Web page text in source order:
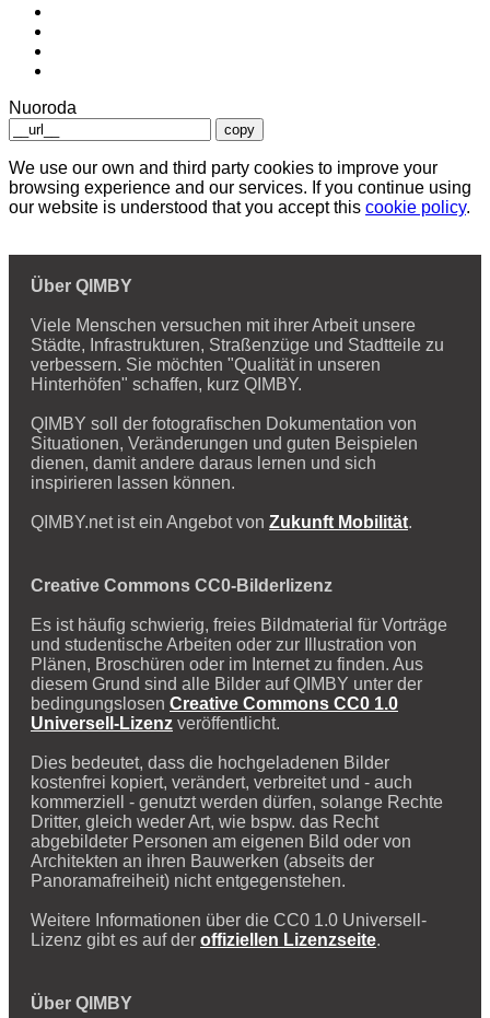
Nuoroda
copy
We use our own and third party cookies to improve your
browsing experience and our services. If you continue using
our website is understood that you accept this cookie policy.
Über QIMBY
Viele Menschen versuchen mit ihrer Arbeit unsere
Städte, Infrastrukturen, Straßenzüge und Stadtteile zu
verbessern. Sie möchten "Qualität in unseren
Hinterhöfen" schaffen, kurz QIMBY.
QIMBY soll der fotografischen Dokumentation von
Situationen, Veränderungen und guten Beispielen
dienen, damit andere daraus lernen und sich
inspirieren lassen können.
QIMBY.net ist ein Angebot von Zukunft Mobilität.
Creative Commons CC0-Bilderlizenz
Es ist häufig schwierig, freies Bildmaterial für Vorträge
und studentische Arbeiten oder zur Illustration von
Plänen, Broschüren oder im Internet zu finden. Aus
diesem Grund sind alle Bilder auf QIMBY unter der
bedingungslosen Creative Commons CC0 1.0
Universell-Lizenz veröffentlicht.
Dies bedeutet, dass die hochgeladenen Bilder
kostenfrei kopiert, verändert, verbreitet und - auch
kommerziell - genutzt werden dürfen, solange Rechte
Dritter, gleich weder Art, wie bspw. das Recht
abgebildeter Personen am eigenen Bild oder von
Architekten an ihren Bauwerken (abseits der
Panoramafreiheit) nicht entgegenstehen.
Weitere Informationen über die CC0 1.0 Universell-
Lizenz gibt es auf der offiziellen Lizenzseite.
Über QIMBY